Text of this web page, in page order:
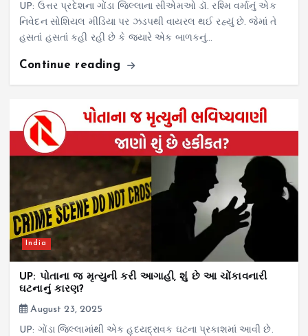
UP: ઉત્તર પ્રદેશના ગોંડા જિલ્લાના સીએમઓ ડૉ. રશ્મિ વર્માનું એક
નિવેદન સોશિયલ મીડિયા પર ઝડપથી વાયરલ થઈ રહ્યું છે. જેમાં તે
હસતાં હસતાં કહી રહી છે કે જ્યારે એક બાળકનું…
Continue reading
India
UP: પોતાના જ મૃત્યુની કરી આગાહી, શું છે આ ચોંકાવનારી
ઘટનાનું કારણ?
August 23, 2025
UP: ગોંડા જિલ્લામાંથી એક હૃદયદ્રાવક ઘટના પ્રકાશમાં આવી છે.